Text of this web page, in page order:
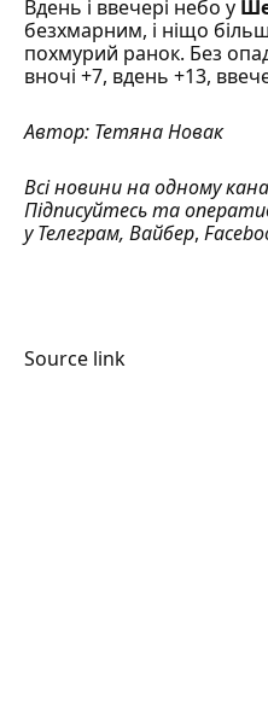
Вдень і ввечері небо у
безхмарним, і ніщо
похмурий ранок. Без
вночі +7, вдень +13,
Автор: Тетяна Новак
Всі новини на одному
Підписуйтесь та
уТелеграм, Вайбер,
Source link